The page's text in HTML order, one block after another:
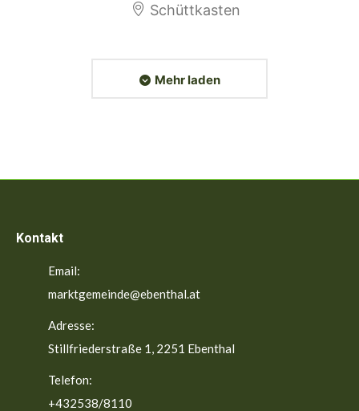
Schüttkasten
Mehr laden
Kontakt
Email:
marktgemeinde@ebenthal.at
Adresse:
Stillfriederstraße 1, 2251 Ebenthal
Telefon:
+432538/8110